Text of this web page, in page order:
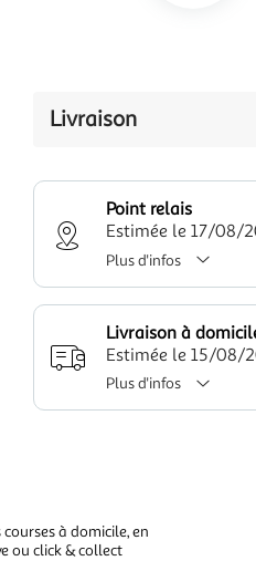
Livraison
Point relais
Estimée le 17/08/
Plus d'infos
Livraison à
Estimée le 15/08/
Plus d'infos
courses à domicile, en
ou click & collect